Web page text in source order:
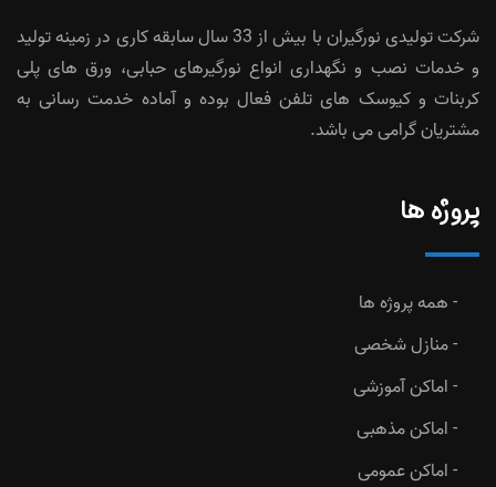
شرکت تولیدی نورگیران با بیش از 33 سال سابقه کاری در زمینه تولید
و خدمات نصب و نگهداری انواع نورگیرهای حبابی، ورق های پلی
کربنات و کیوسک های تلفن فعال بوده و آماده خدمت رسانی به
مشتریان گرامی می باشد.
پروژه ها
همه پروژه ها
منازل شخصی
اماکن آموزشی
اماکن مذهبی
اماکن عمومی